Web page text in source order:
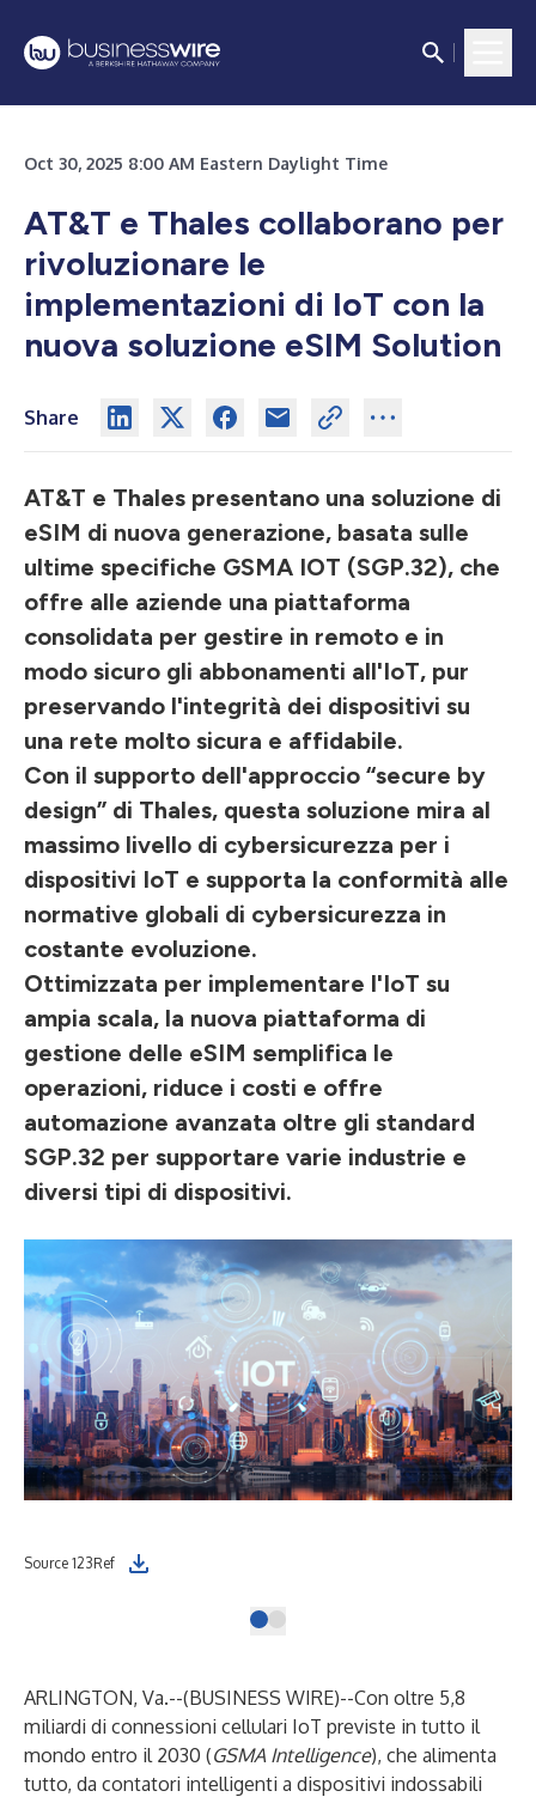
Oct 30, 2025 8:00 AM Eastern Daylight Time
AT&T e Thales collaborano per
rivoluzionare le
implementazioni di IoT con la
nuova soluzione eSIM Solution
Share
AT&T e Thales presentano una soluzione di
eSIM di nuova generazione, basata sulle
ultime specifiche GSMA IOT (SGP.32), che
offre alle aziende una piattaforma
consolidata per gestire in remoto e in
modo sicuro gli abbonamenti all'IoT, pur
preservando l'integrità dei dispositivi su
una rete molto sicura e affidabile.
Con il supporto dell'approccio “secure by
design” di Thales, questa soluzione mira al
massimo livello di cybersicurezza per i
dispositivi IoT e supporta la conformità alle
normative globali di cybersicurezza in
costante evoluzione.
Ottimizzata per implementare l'IoT su
ampia scala, la nuova piattaforma di
gestione delle eSIM semplifica le
operazioni, riduce i costi e offre
automazione avanzata oltre gli standard
SGP.32 per supportare varie industrie e
diversi tipi di dispositivi.
Source 123Ref
ARLINGTON, Va.--(BUSINESS WIRE)--Con oltre 5,8
miliardi di connessioni cellulari IoT previste in tutto il
mondo entro il 2030 (GSMA Intelligence), che alimenta
tutto, da contatori intelligenti a dispositivi indossabili